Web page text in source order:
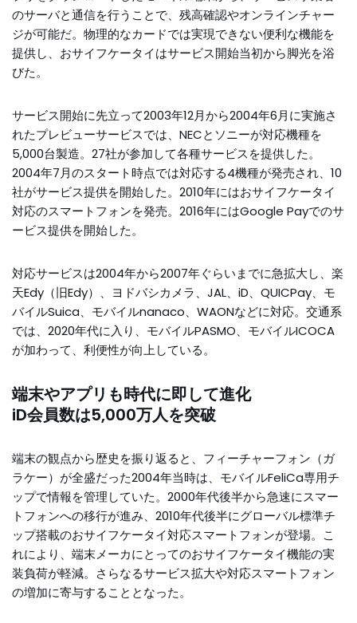
のサーバと通信を行うことで、残高確認やオンラインチャー
ジが可能だ。物理的なカードでは実現できない便利な機能を
提供し、おサイフケータイはサービス開始当初から脚光を浴
びた。
サービス開始に先立って2003年12月から2004年6月に実施さ
れたプレビューサービスでは、NECとソニーが対応機種を
5,000台製造。27社が参加して各種サービスを提供した。
2004年7月のスタート時点では対応する4機種が発売され、10
社がサービス提供を開始した。2010年にはおサイフケータイ
対応のスマートフォンを発売。2016年にはGoogle Payでのサ
ービス提供を開始した。
対応サービスは2004年から2007年ぐらいまでに急拡大し、楽
天Edy（旧Edy）、ヨドバシカメラ、JAL、iD、QUICPay、モ
バイルSuica、モバイルnanaco、WAONなどに対応。交通系
では、2020年代に入り、モバイルPASMO、モバイルICOCA
が加わって、利便性が向上している。
端末やアプリも時代に即して進化
iD会員数は5,000万人を突破
端末の観点から歴史を振り返ると、フィーチャーフォン（ガ
ラケー）が全盛だった2004年当時は、モバイルFeliCa専用チ
ップで情報を管理していた。2000年代後半から急速にスマー
トフォンへの移行が進み、2010年代後半にグローバル標準チ
ップ搭載のおサイフケータイ対応スマートフォンが登場。こ
れにより、端末メーカにとってのおサイフケータイ機能の実
装負荷が軽減。さらなるサービス拡大や対応スマートフォン
の増加に寄与することとなった。